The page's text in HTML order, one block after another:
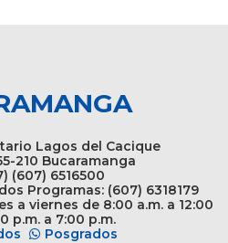
Lagos del Cacique
210 Bucaramanga
(607) 6516500
Programas: (607) 6318179
a viernes de 8:00 a.m. a 12:00
p.m. a 7:00 p.m.
Posgrados